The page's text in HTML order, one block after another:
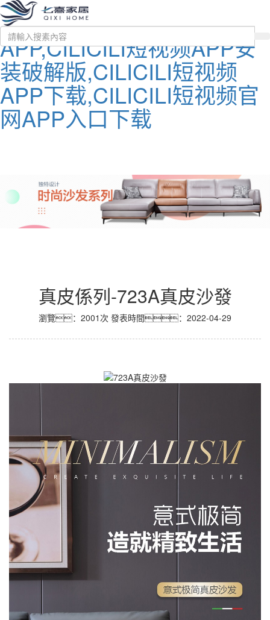
CILICILI短视频黄
APP,CILICILI短视频APP安
装破解版,CILICILI短视频
APP下载,CILICILI短视频官
网APP入口下载
真皮係列-723A真皮沙發
瀏覽：2001次 發表時間：2022-04-29